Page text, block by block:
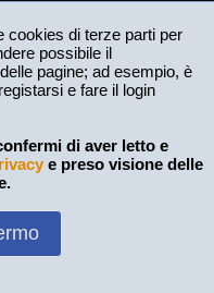
cookies di terze parti per
possibile il
pagine; ad esempio, è
e fare il login
di aver letto e
e preso visione delle